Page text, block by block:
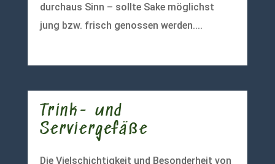
durchaus Sinn – sollte Sake möglichst
jung bzw. frisch genossen werden....
Trink- und
Serviergefäße
Die Vielschichtigkeit und Besonderheit von